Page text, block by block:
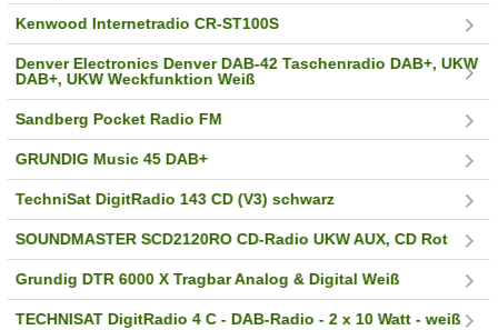
Kenwood Internetradio CR-ST100S
Denver Electronics Denver DAB-42 Taschenradio DAB+, UKW
DAB+, UKW Weckfunktion Weiß
Sandberg Pocket Radio FM
GRUNDIG Music 45 DAB+
TechniSat DigitRadio 143 CD (V3) schwarz
SOUNDMASTER SCD2120RO CD-Radio UKW AUX, CD Rot
Grundig DTR 6000 X Tragbar Analog & Digital Weiß
TECHNISAT DigitRadio 4 C - DAB-Radio - 2 x 10 Watt - weiß